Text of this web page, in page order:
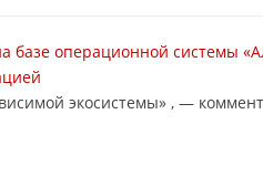
операционной системы
экосистемы» , —